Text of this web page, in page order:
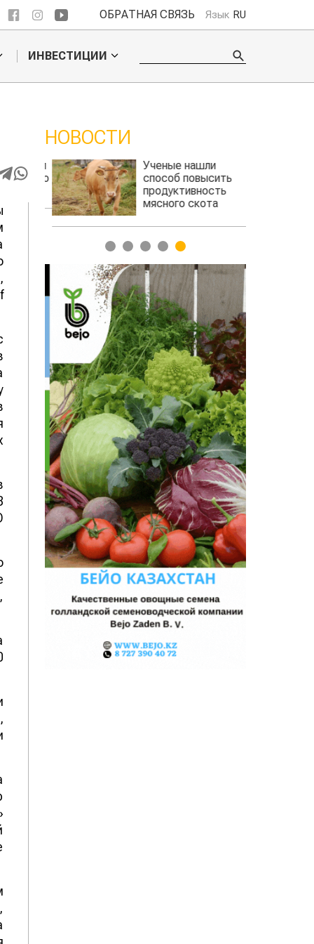
ОБРАТНАЯ СВЯЗЬ Язык RU
ИНВЕСТИЦИИ
НОВОСТИ
Ученые нашли
способ повысить
продуктивность
мясного скота
1 2 3 4 5